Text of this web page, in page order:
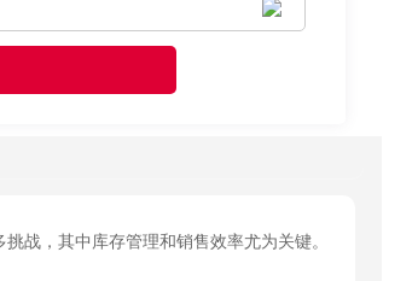
战，其中库存管理和销售效率尤为关键。